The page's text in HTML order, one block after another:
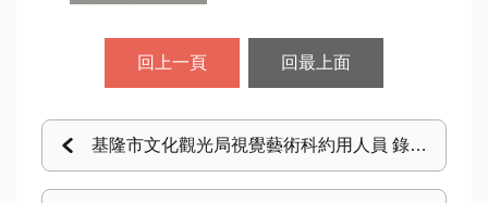
回上一頁 回最上面
基隆市文化觀光局視覺藝術科約用人員 錄取名單公告